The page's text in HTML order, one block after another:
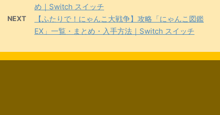
め｜Switch スイッチ
NEXT
【ふたりで！にゃんこ大戦争】攻略「にゃんこ図鑑
EX」一覧・まとめ・入手方法｜Switch スイッチ